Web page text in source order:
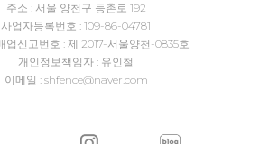
주소 : 서울 양천구 등촌로 192
사업자등록번호 : 109-86-04781
업신고번호 : 제 2017-서울양천-0835호
개인정보책임자 : 유인철
이메일 : shfence@naver.com